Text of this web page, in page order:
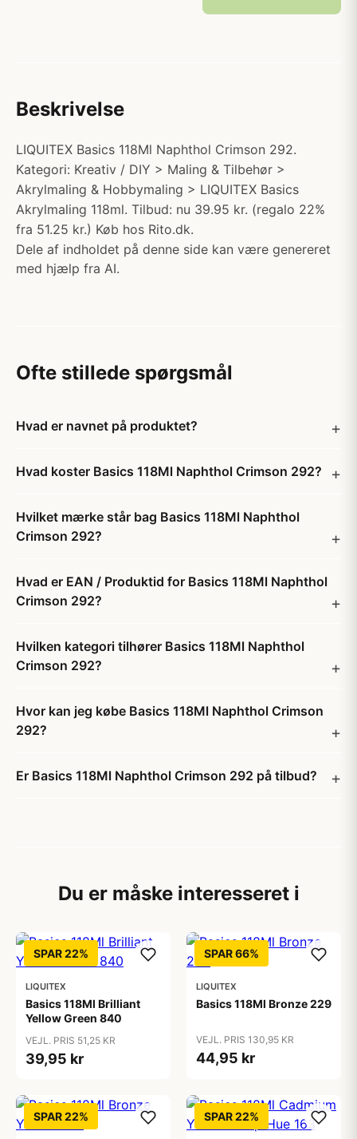
Beskrivelse
LIQUITEX Basics 118Ml Naphthol Crimson 292.
Kategori: Kreativ / DIY > Maling & Tilbehør >
Akrylmaling & Hobbymaling > LIQUITEX Basics
Akrylmaling 118ml. Tilbud: nu 39.95 kr. (regalo 22%
fra 51.25 kr.) Køb hos Rito.dk.
Dele af indholdet på denne side kan være genereret
med hjælp fra AI.
Ofte stillede spørgsmål
Hvad er navnet på produktet?
Hvad koster Basics 118Ml Naphthol Crimson 292?
Hvilket mærke står bag Basics 118Ml Naphthol
Crimson 292?
Hvad er EAN / Produktid for Basics 118Ml Naphthol
Crimson 292?
Hvilken kategori tilhører Basics 118Ml Naphthol
Crimson 292?
Hvor kan jeg købe Basics 118Ml Naphthol Crimson
292?
Er Basics 118Ml Naphthol Crimson 292 på tilbud?
Du er måske interesseret i
SPAR 22%
LIQUITEX
Basics 118Ml Brilliant
Yellow Green 840
VEJL. PRIS 51,25 KR
39,95 kr
SPAR 66%
LIQUITEX
Basics 118Ml Bronze 229
VEJL. PRIS 130,95 KR
44,95 kr
SPAR 22% SPAR 22%